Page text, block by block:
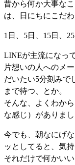
昔から何か大事な
は、日にちにこだ
1日、5日、15日、
LINEが主流になっ
片想いの人へのメ
だいたい5分刻みで
まで待つ、とか。
そんな、よくわか
な感じ）がありま
今でも、朝なにげ
ッとしてると、気持
それだけで何かい